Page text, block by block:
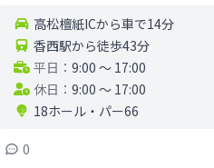
高松檀紙ICから車で14分
香西駅から徒歩43分
平日： 9:00 〜 17:00
休日： 9:00 〜 17:00
18ホール・ パー66
0